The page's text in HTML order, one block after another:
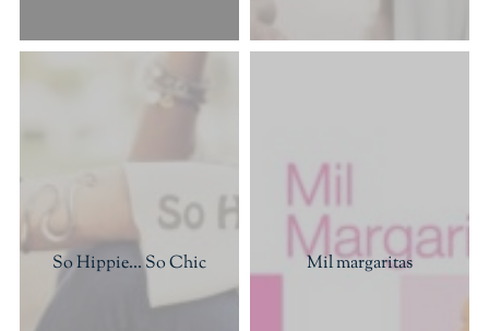
So Hippie... So Chic Mil margaritas